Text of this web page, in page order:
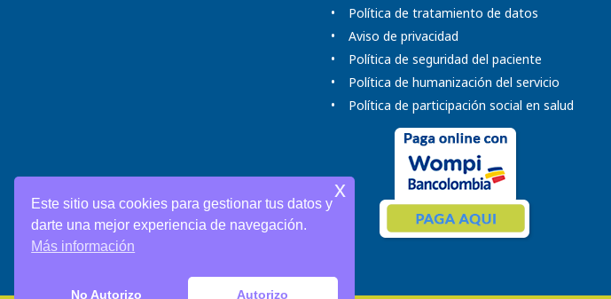
Política de tratamiento de datos
Aviso de privacidad
Política de seguridad del paciente
Política de humanización del servicio
Política de participación social en salud
Este sitio usa cookies para gestionar tus datos y
darte una mejor experiencia de navegación.
Más información
No Autorizo Autorizo
x